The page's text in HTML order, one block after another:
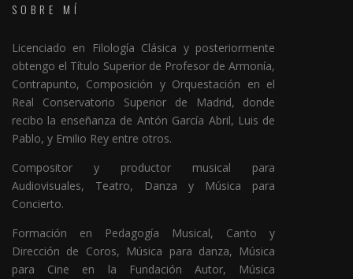
SOBRE MÍ
Licenciado en Filología Clásica y posteriormente
obtengo el Título Superior de Profesor de Armonía,
Contrapunto, Composición y Orquestación en el
Real Conservatorio Superior de Madrid, donde
recibo la enseñanza de Antón García Abril, Luis de
Pablo, y Emilio Rey entre otros.
Compositor y productor musical para
Audiovisuales, Teatro, Danza y Música para
Concierto.
Formación en Pedagogía Musical, Canto y
Dirección de Coros, Música para danza, Música
para Cine en la Fundación Autor, Música